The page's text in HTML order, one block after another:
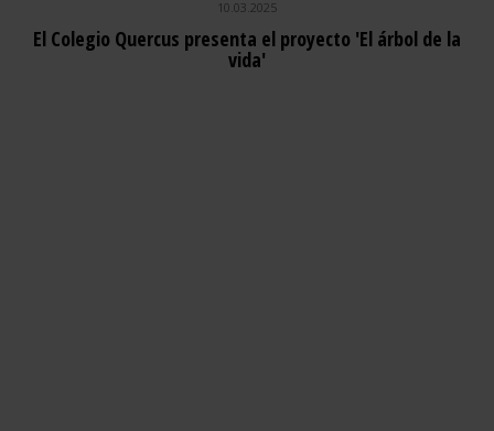
10.03.2025
El Colegio Quercus presenta el proyecto 'El árbol de la
vida'